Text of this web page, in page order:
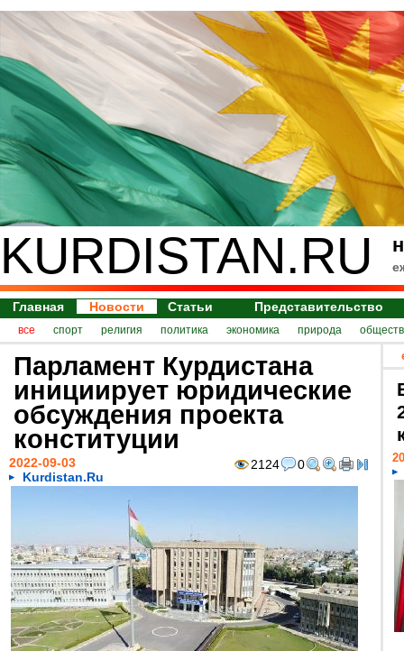
KURDISTAN.RU
Главная Новости Статьи Представительство
все спорт религия политика экономика природа
Парламент Курдистана
инициирует юридические
обсуждения проекта
конституции
2124 0
2022-09-03
Kurdistan.Ru